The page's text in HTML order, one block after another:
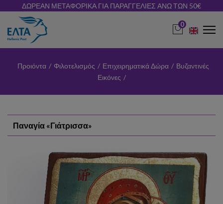
ΔΩΡΕΑΝ ΜΕΤΑΦΟΡΙΚΑ ΓΙΑ ΠΑΡΑΓΓΕΛΙΕΣ ΑΝΩ ΤΩΝ 50€
0
Προιόντα / Φιλοτελισμός / Επιχειρηματικά Δώρα / Βυζαντινές
Εικόνες /
Παναγία «Γιάτρισσα»